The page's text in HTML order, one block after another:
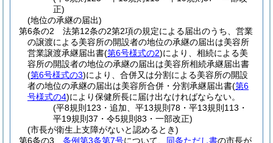
正)
(地位の承継の届出)
第6条の2
法第12条の2第2項の規定による届出のうち、営業
の譲渡による美容所の開設者の地位の承継の届出は美容所
営業譲渡承継届出書(第6号様式の2)により、相続による美
容所の開設者の地位の承継の届出は美容所相続承継届出書
(第6号様式の3)により、合併又は分割による美容所の開設
者の地位の承継の届出は美容所合併・分割承継届出書(第6
号様式の4)により保健所長に届け出なければならない。
(平8規則123・追加、平13規則78・平13規則113・
平19規則37・令5規則83・一部改正)
(市長が衛生上支障がないと認めるとき)
第6条の3
条例第3条第7号について、 同条ただし書の市長が